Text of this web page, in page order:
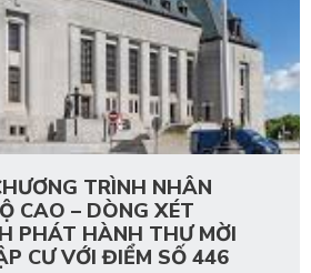
TRÌNH NHÂN
CAO – DÒNG XÉT
PHÁT HÀNH THƯ MỜI
CƯ VỚI ĐIỂM SỐ 446